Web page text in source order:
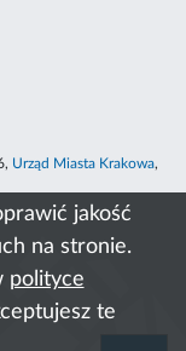
jakość
na stronie.
polityce
te
Urząd Miasta Krakowa,